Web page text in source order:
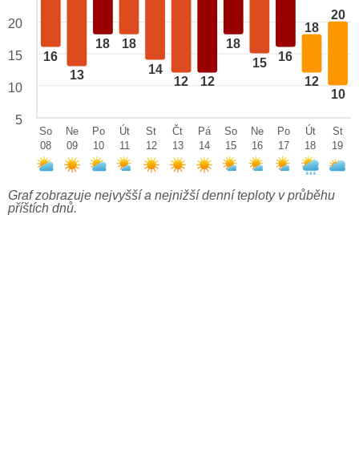
16
13
18 18
14
12 12
18
15 16
18
12
20
10
20
15
10
5
So
08
Ne
09
Po
10
Út
11
St
12
Čt
13
Pá
14
So
15
Ne
16
Po
17
Út
18
St
19
Graf zobrazuje nejvyšší a nejnižší denní teploty v průběhu
příštích dnů.